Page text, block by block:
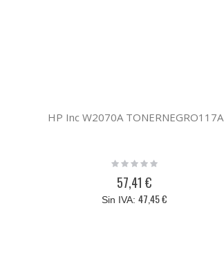
HP Inc W2070A TONERNEGRO117A
Rating:
57,41 €
47,45 €